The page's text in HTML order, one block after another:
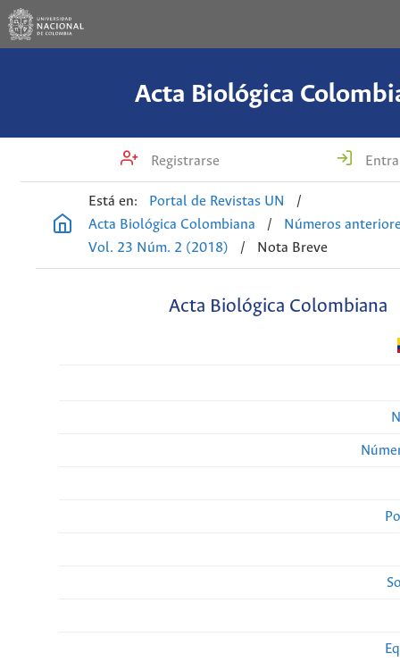
Acta Biológica
Registrarse
Está en: Portal de Revistas UN
/
Acta Biológica Colombiana
/
Números
Vol. 23 Núm. 2 (2018)
/ Nota Breve
Acta Biológica Colombiana